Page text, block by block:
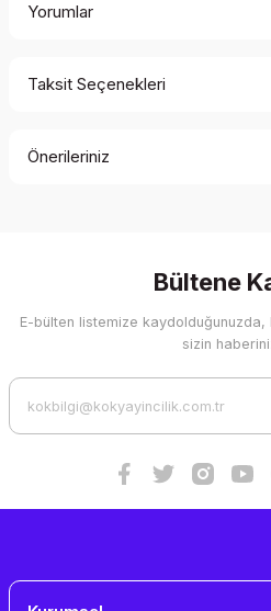
Yorumlar
Taksit Seçenekleri
Önerileriniz
Görüş ve önerileriniz için teşekkür
Ürün resmi kalitesiz, bozuk veya
Bültene
E-bülten listemize
sizin